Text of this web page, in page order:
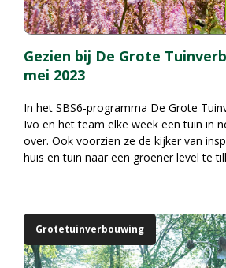
Gezien bij De Grote
mei 2023
In het SBS6-programma De Grote
Ivo en het team elke week een tuin in
over. Ook voorzien ze de kijker van
huis en tuin naar een groener level te
Grotetuinverbouwing